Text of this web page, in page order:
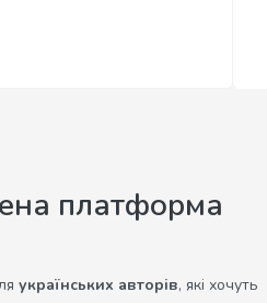
платформа
українських авторів, які хочуть